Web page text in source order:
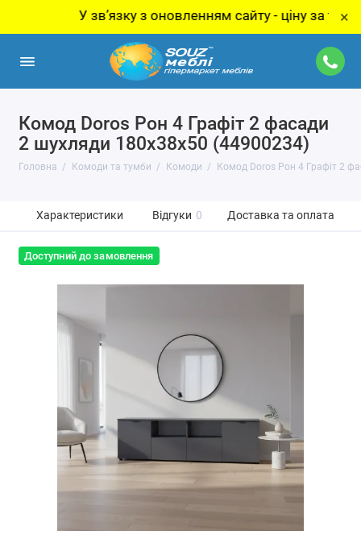
У звʼязку з оновленням сайту - ціну за товар ×
Комод Doros Рон 4 Графіт 2 фасади
2 шухляди 180х38х50 (44900234)
Головна Комоди та тумби Комоди Комод Doros Рон 4 Графіт 2
Характеристики Відгуки 0 Доставка та оплата
Доступний до замовлення